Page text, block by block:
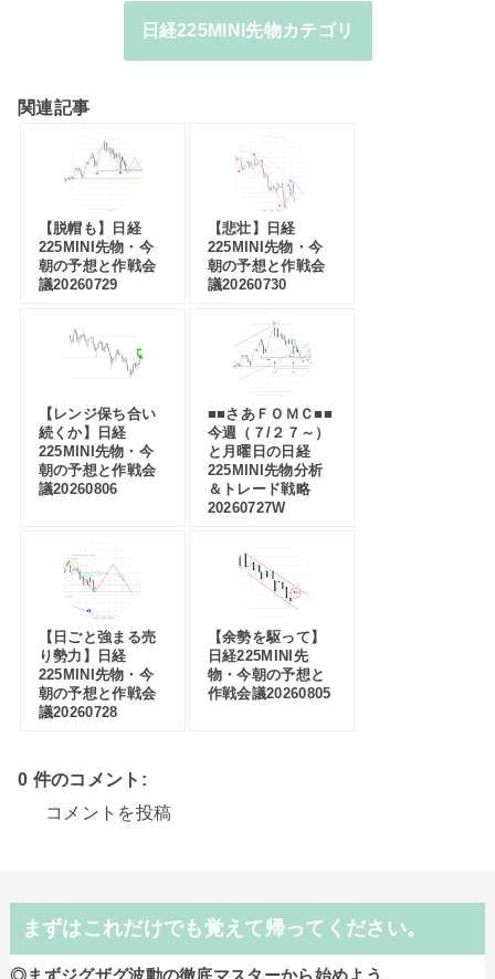
日経225MINI先物カテゴリ
関連記事
【脱帽も】日経
225MINI先物・今
朝の予想と作戦会
議20260729
【悲壮】日経
225MINI先物・今
朝の予想と作戦会
議20260730
【レンジ保ち合い
続くか】日経
225MINI先物・今
朝の予想と作戦会
議20260806
■■さあＦＯＭＣ■■
今週（７/２７～）
と月曜日の日経
225MINI先物分析
＆トレード戦略
20260727W
【日ごと強まる売
り勢力】日経
225MINI先物・今
朝の予想と作戦会
議20260728
【余勢を駆って】
日経225MINI先
物・今朝の予想と
作戦会議20260805
0 件のコメント:
コメントを投稿
まずはこれだけでも覚えて帰ってください。
◎まずジグザグ波動の徹底マスターから始めよう。